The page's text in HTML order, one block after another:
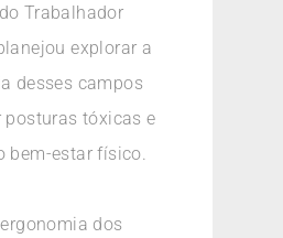
Trabalhador
explorar a
desses campos
tóxicas e
bem-estar físico.
dos